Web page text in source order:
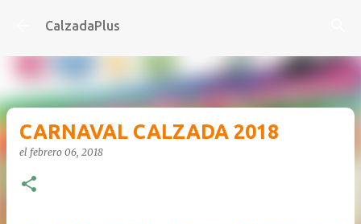
Ir al contenido principal
CalzadaPlus
CARNAVAL CALZADA 2018
el febrero 06, 2018